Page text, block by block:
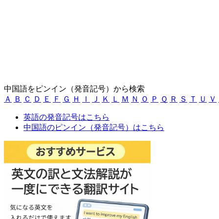
中国語をピンイン（発音記号）から検索
Ａ
Ｂ Ｃ Ｄ Ｅ Ｆ Ｇ Ｈ Ｉ Ｊ Ｋ Ｌ Ｍ Ｎ Ｏ Ｐ Ｑ Ｒ Ｓ Ｔ Ｕ Ｖ
英語の発音記号はこちら
中国語のピンイン（発音記号）はこちら